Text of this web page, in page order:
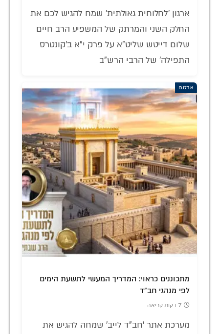
ארגון 'לחלוחית גאולתית' שמח להגיש לכם את
החלק השני והמרתק של המשפיע הרב חיים
שלום דייטש שליט"א על פרק י"א ב'קונטרס
התפילה' של הרבי הרש"ב
אבלות
מתכוננים כראוי: המדריך המעשי לתשעת הימים
לפי מנהגי חב"ד
7 דקות קריאה
מערכת אתר 'חב"ד לייב' שמחה להגיש את